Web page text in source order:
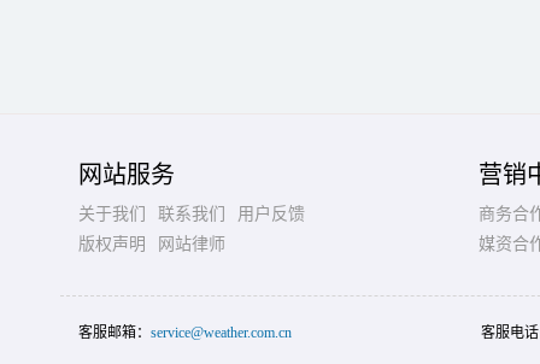
网站服务
关于我们 联系我们
用户反馈
版权声明
网站律师
营销
商务合
媒资合
客服邮箱： service@weather.com.cn 客服电